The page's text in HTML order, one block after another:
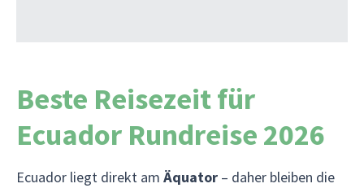
Beste Reisezeit für
Ecuador Rundreise 2026
Ecuador liegt direkt am Äquator – daher bleiben die